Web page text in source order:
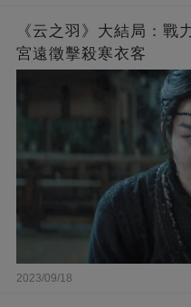
《云之羽》大結局：戰
宮遠徵擊殺寒衣客
2023/09/18